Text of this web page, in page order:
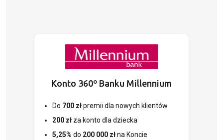
Konto 360º Banku Millennium
Do 700 złpremii dla nowych klientów
200 złza konto dla dziecka
5,25% do 200 000 złna Koncie